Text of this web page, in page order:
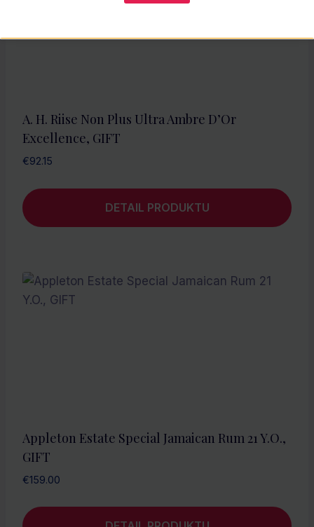
A. H. Riise Non Plus Ultra Ambre D’Or
Excellence, GIFT
€92.15
DETAIL PRODUKTU
Appleton Estate Special Jamaican Rum 21 Y.O.,
GIFT
€159.00